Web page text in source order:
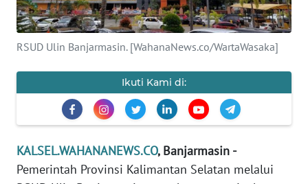
RSUD Ulin Banjarmasin. [WahanaNews.co/WartaWasaka]
Ikuti Kami di:
KALSEL.WAHANANEWS.CO, Banjarmasin -
Pemerintah Provinsi Kalimantan Selatan melalui
KONTAK
KAMI
KAMI
PEDOMAN